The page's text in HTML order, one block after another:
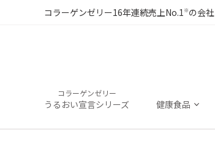
コラーゲンゼリー16年連続売上No.1※の会社
コラーゲンゼリー
うるおい宣言シリーズ 健康食品